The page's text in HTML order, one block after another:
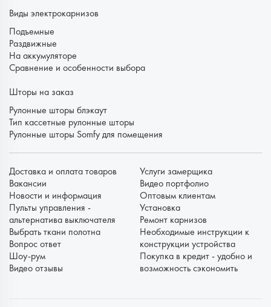
Виды электрокарнизов
Подъемные
Раздвижные
На аккумуляторе
Сравнение и особенности выбора
Шторы на заказ
Рулонные шторы блэкаут
Тип кассетные рулонные шторы
Рулонные шторы Somfy для помещения
Доставка и оплата товаров
Вакансии
Новости и информация
Пульты управления -
альтернатива выключателя
Выбрать ткани полотна
Вопрос ответ
Шоу-рум
Видео отзывы
Услуги замерщика
Видео портфолио
Оптовым клиентам
Установка
Ремонт карнизов
Необходимые инструкции к
конструкции устройства
Покупка в кредит - удобно и
возможность сэкономить